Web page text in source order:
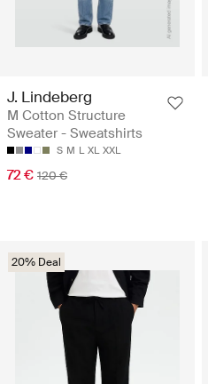
J. Lindeberg
M Cotton Structure
Sweater - Sweatshirts
S M L XL XXL
72 € 120 €
20% Deal